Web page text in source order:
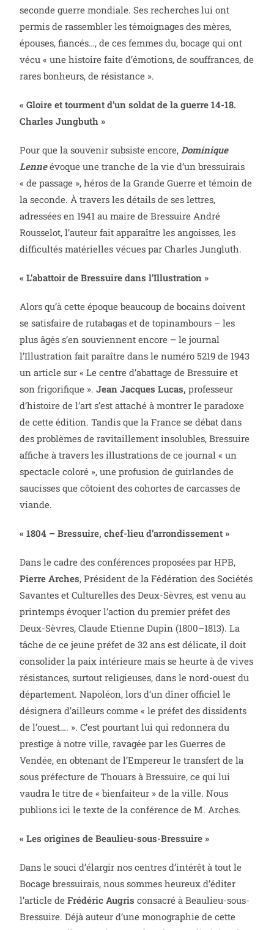
seconde guerre mondiale. Ses recherches lui ont
permis de rassembler les témoignages des mères,
épouses, fiancés…, de ces femmes du, bocage qui ont
vécu « une histoire faite d’émotions, de souffrances, de
rares bonheurs, de résistance ».
« Gloire et tourment d’un soldat de la guerre 14-18.
Charles Jungbuth »
Pour que la souvenir subsiste encore, Dominique
Lenne évoque une tranche de la vie d’un bressuirais
« de passage », héros de la Grande Guerre et témoin de
la seconde. À travers les détails de ses lettres,
adressées en 1941 au maire de Bressuire André
Rousselot, l’auteur fait apparaître les angoisses, les
difficultés matérielles vécues par Charles Jungluth.
« L’abattoir de Bressuire dans l’Illustration »
Alors qu’à cette époque beaucoup de bocains doivent
se satisfaire de rutabagas et de topinambours – les
plus âgés s’en souviennent encore – le journal
l’Illustration fait paraître dans le numéro 5219 de 1943
un article sur « Le centre d’abattage de Bressuire et
son frigorifique ».Jean Jacques Lucas, professeur
d’histoire de l’art s’est attaché à montrer le paradoxe
de cette édition. Tandis que la France se débat dans
des problèmes de ravitaillement insolubles, Bressuire
affiche à travers les illustrations de ce journal « un
spectacle coloré », une profusion de guirlandes de
saucisses que côtoient des cohortes de carcasses de
viande.
« 1804 – Bressuire, chef-lieu d’arrondissement »
Dans le cadre des conférences proposées par HPB,
Pierre Arches, Président de la Fédération des Sociétés
Savantes et Culturelles des Deux-Sèvres, est venu au
printemps évoquer l’action du premier préfet des
Deux-Sèvres, Claude Etienne Dupin (1800–1813). La
tâche de ce jeune préfet de 32 ans est délicate, il doit
consolider la paix intérieure mais se heurte à de vives
résistances, surtout religieuses, dans le nord-ouest du
département. Napoléon, lors d’un dîner officiel le
désignera d’ailleurs comme « le préfet des dissidents
de l’ouest…. ». C’est pourtant lui qui redonnera du
prestige à notre ville, ravagée par les Guerres de
Vendée, en obtenant de l’Empereur le transfert de la
sous préfecture de Thouars à Bressuire, ce qui lui
vaudra le titre de « bienfaiteur » de la ville. Nous
publions ici le texte de la conférence de M. Arches.
« Les origines de Beaulieu-sous-Bressuire »
Dans le souci d’élargir nos centres d’intérêt à tout le
Bocage bressuirais, nous sommes heureux d’éditer
l’article deFrédéric Augris consacré à Beaulieu-sous-
Bressuire. Déjà auteur d’une monographie de cette